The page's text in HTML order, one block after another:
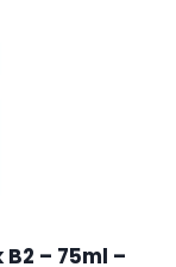
– 75ml –